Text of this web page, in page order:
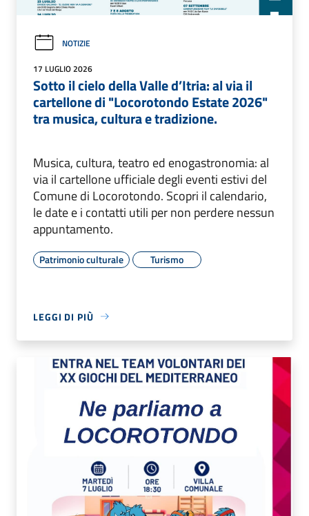
NOTIZIE
17 LUGLIO 2026
Sotto il cielo della Valle d’Itria: al via il
cartellone di "Locorotondo Estate 2026"
tra musica, cultura e tradizione.
Musica, cultura, teatro ed enogastronomia: al
via il cartellone ufficiale degli eventi estivi del
Comune di Locorotondo. Scopri il calendario,
le date e i contatti utili per non perdere nessun
appuntamento.
Patrimonio culturale Turismo
LEGGI DI PIÙ